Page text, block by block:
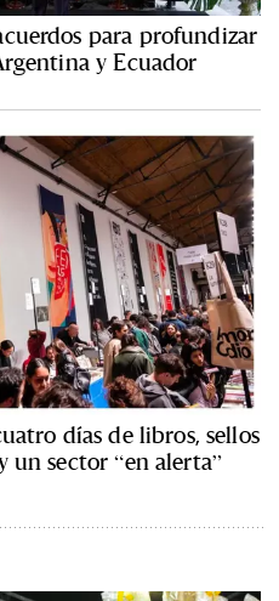
para profundizar
y Ecuador
días de libros, sellos
un sector “en alerta”